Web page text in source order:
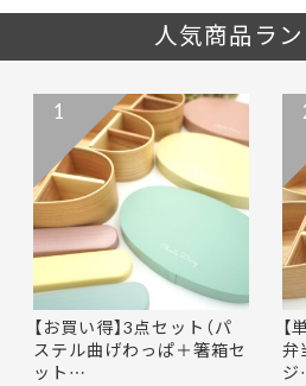
人気商品ラ
【お買い得】3点セット（パ
ステル曲げわっぱ＋箸箱セ
ット…
1
【
弁